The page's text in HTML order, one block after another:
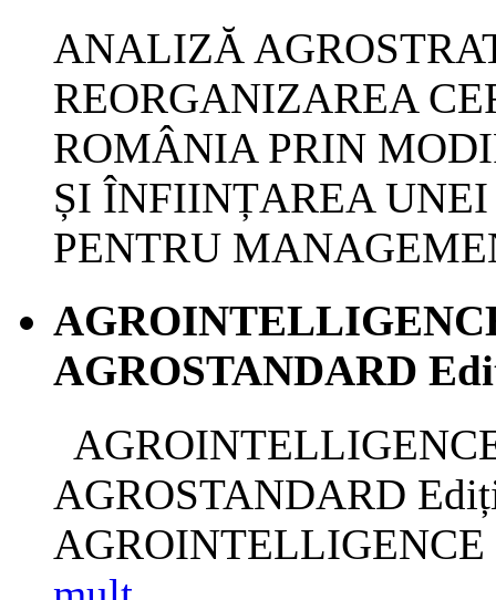
ANALIZĂ
REORGANIZAREA
ROMÂNIA PRIN
ȘI ÎNFIINȚAREA
PENTRU
AGROSTANDARD
AGROSTANDARD
AGROINTELLIGENCE